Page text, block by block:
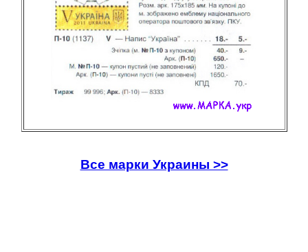
Все марки Украины >>